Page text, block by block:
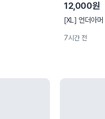
12,000원
[XL] 언더아머
7시간 전